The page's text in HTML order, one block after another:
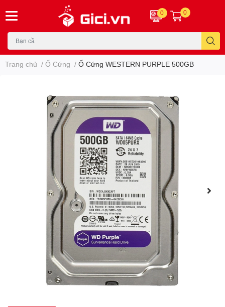
0 0
Trang chủ / Ổ Cứng / Ổ Cứng WESTERN PURPLE 500GB